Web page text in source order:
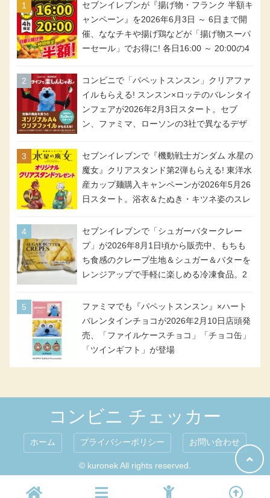
セブンイレブンが『揚げ物・フランク 半額キ
ャンペーン』を2026年6月3日 ～ 6日まで開
催、ななチキや揚げ鶏などが「揚げ物スーパ
ーセール」でお得に! 各日16:00 ～ 20:00の4
アメリカンドッグが税抜き69円!
コンビニで「パペットスンスン」クリアファ
イルもらえる! スンスン×ロッテのバレンタイ
ンフェアが2026年2月3日スタート。セブ
ン、ファミマ、ローソンの3社で異なるデザ
セブンイレブンで『機動戦士ガンダム 水星の
魔女』クリアスタンド第2弾もらえる! 東洋水
産カップ麺購入キャンペーンが2026年5月26
日スタート。浴衣＆たぬき・キツネ姿のスレ
号・5号) / シャディクが全6種のクリアスタ
ンドになって登場!
セブンイレブンで「シュガーバタークレー
プ」が2026年8月1日頃から販売中、もちも
ち食感のクレープ生地＆シュガー＆バターを
レンジアップで手軽に楽しめる冷凍食品。2
ファミマでも『パペットスンスン』×ハート
バレンタインチョコが2026年2月10日店頭発
売、「ファイルケースチョコ」「チョコ缶」
「ツインギフト」が登場
コンビニ チェッカー
ホーム プライバシーポリシー お問い合わせ
© kuronek All rights reserved.